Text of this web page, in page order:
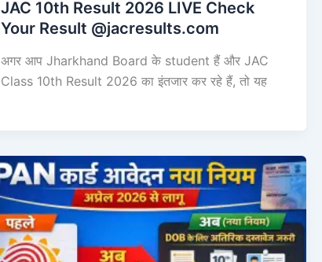
JAC 10th Result 2026 LIVE Check
Your Result @jacresults.com
अगर आप Jharkhand Board के student हैं और JAC
Class 10th Result 2026 का इंतजार कर रहे हैं, तो यह